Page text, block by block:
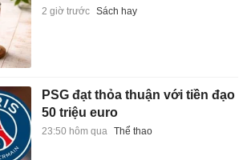
2 giờ trước Sách hay
PSG đạt thỏa thuận với tiền đạo
50 triệu euro
23:50 hôm qua Thể thao